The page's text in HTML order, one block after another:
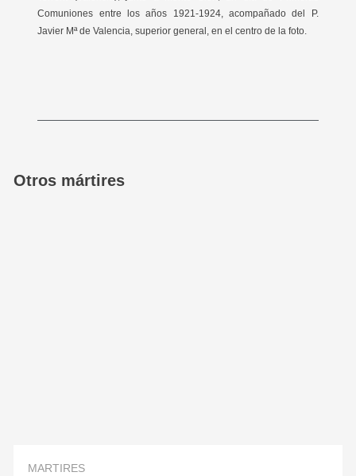
Comuniones entre los años 1921-1924, acompañado del P.
Javier Mª de Valencia, superior general, en el centro de la foto.
Otros mártires
MARTIRES